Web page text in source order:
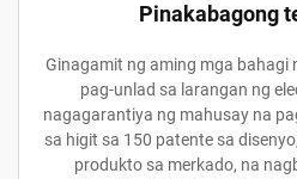
Pinakabagong
Ginagamit ng aming mga bahagi
pag-unlad sa larangan ng
nagagarantiya ng mahusay na
sa higit sa 150 patente sa
produkto sa merkado, na